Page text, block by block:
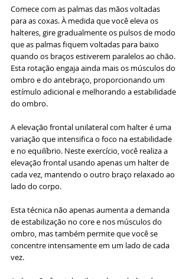
Comece com as palmas das mãos voltadas
para as coxas. À medida que você eleva os
halteres, gire gradualmente os pulsos de modo
que as palmas fiquem voltadas para baixo
quando os braços estiverem paralelos ao chão.
Esta rotação engaja ainda mais os músculos do
ombro e do antebraço, proporcionando um
estímulo adicional e melhorando a estabilidade
do ombro.
A elevação frontal unilateral com halter é uma
variação que intensifica o foco na estabilidade
e no equilíbrio. Neste exercício, você realiza a
elevação frontal usando apenas um halter de
cada vez, mantendo o outro braço relaxado ao
lado do corpo.
Esta técnica não apenas aumenta a demanda
de estabilização no core e nos músculos do
ombro, mas também permite que você se
concentre intensamente em um lado de cada
vez.